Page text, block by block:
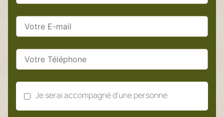
Je serai accompagné d'une personne